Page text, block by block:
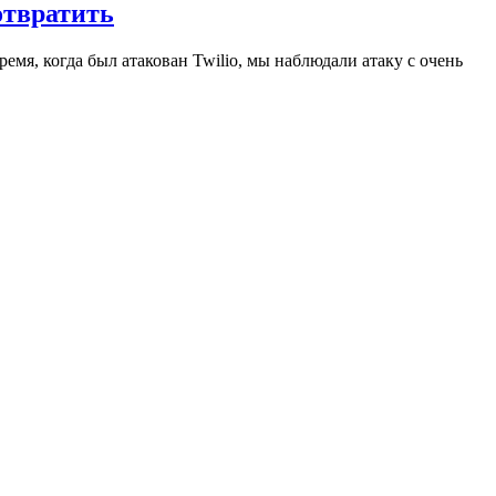
когда был атакован Twilio, мы наблюдали атаку с очень